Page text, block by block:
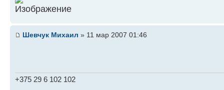
Шевчук Михаил » 11 мар 2007 01:46
+375 29 6 102 102